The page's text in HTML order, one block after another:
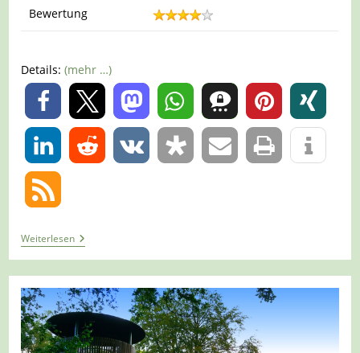
Bewertung
Details:(mehr …)
0
0
WeiterlesenTour
1348
–
Niederlande
–
Kilder
–
Kleine
Beekmarkroute